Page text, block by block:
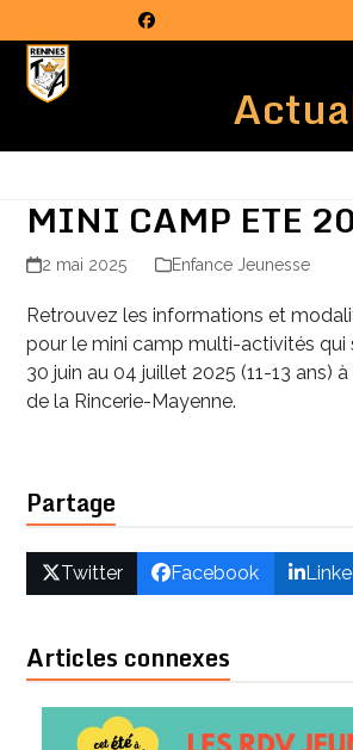
to
content
Facebook
Open
mobile
Close
mobile
MINI CAMP ETE
2 mai 2025 Enfance Jeunesse
Retrouvez les informations et
pour le mini camp multi-activités qui
30 juin au 04 juillet 2025 (11-13 ans)
de la Rincerie-Mayenne.
Partage
Twitter Facebook
Articles connexes